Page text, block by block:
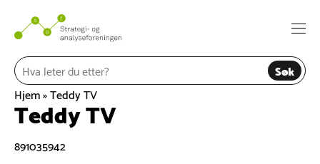
innhold
Søk
Hjem»Teddy TV
Teddy TV
891035942